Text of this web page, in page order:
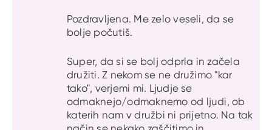
Pozdravljena. Me zelo veseli, da se
bolje počutiš.
Super, da si se bolj odprla in začela
družiti. Z nekom se ne družimo "kar
tako", verjemi mi. Ljudje se
odmaknejo/odmaknemo od ljudi, ob
katerih nam v družbi ni prijetno. Na tak